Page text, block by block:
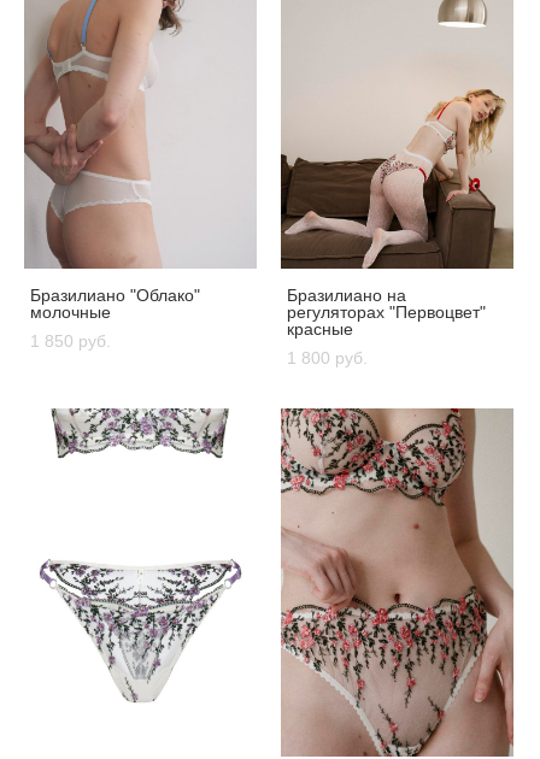
Бразилиано "Облако"
молочные
1 850 pуб.
Бразилиано на
регуляторах "Первоцвет"
красные
1 800 pуб.